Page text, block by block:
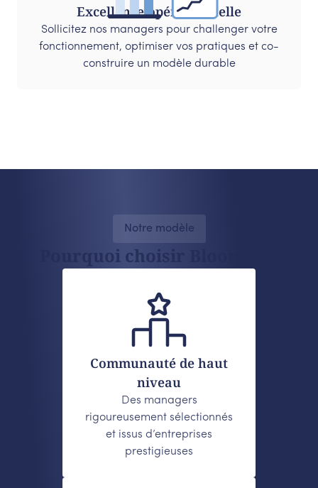
Excellence opérationnelle
Sollicitez nos managers pour challenger votre
fonctionnement, optimiser vos pratiques et co-
construire un modèle durable
Notre modèle
Pourquoi choisir Bloomco ?
Communauté de haut
niveau
Des managers
rigoureusement sélectionnés
et issus d’entreprises
prestigieuses